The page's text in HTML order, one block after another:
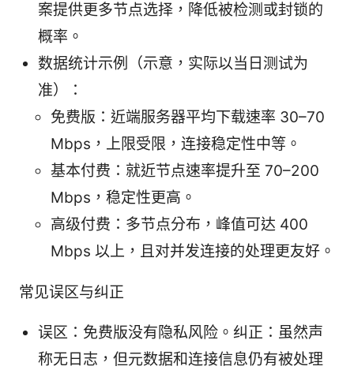
案提供更多节点选择，降低被检测或封锁的
概率。
数据统计示例（示意，实际以当日测试为
准）：
免费版：近端服务器平均下载速率 30–70
Mbps，上限受限，连接稳定性中等。
基本付费：就近节点速率提升至 70–200
Mbps，稳定性更高。
高级付费：多节点分布，峰值可达 400
Mbps 以上，且对并发连接的处理更友好。
常见误区与纠正
误区：免费版没有隐私风险。纠正：虽然声
称无日志，但元数据和连接信息仍有被处理